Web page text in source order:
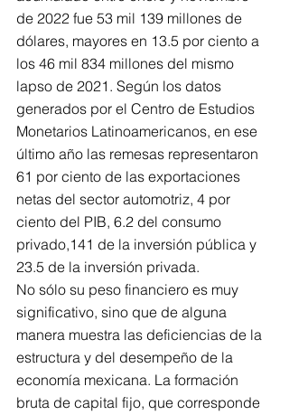
de 2022 fue 53 mil 139 millones de
dólares, mayores en 13.5 por ciento a
los 46 mil 834 millones del mismo
lapso de 2021. Según los datos
generados por el Centro de Estudios
Monetarios Latinoamericanos, en ese
último año las remesas representaron
61 por ciento de las exportaciones
netas del sector automotriz, 4 por
ciento del PIB, 6.2 del consumo
privado,141 de la inversión pública y
23.5 de la inversión privada.
No sólo su peso financiero es muy
significativo, sino que de alguna
manera muestra las deficiencias de la
estructura y del desempeño de la
economía mexicana. La formación
bruta de capital fijo, que corresponde